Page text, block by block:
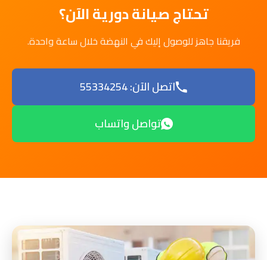
تحتاج صيانة دورية الآن؟
فريقنا جاهز للوصول إليك في النهضة خلال ساعة واحدة.
اتصل الآن: 55334254
تواصل واتساب